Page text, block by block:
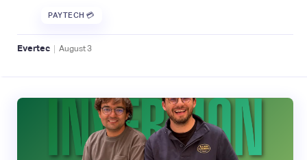
PAYTECH 💳
Evertec | August3